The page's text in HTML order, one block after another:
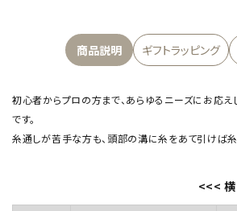
商品説明 ギフトラッピング
初心者からプロの方まで、あらゆるニーズにお応え
です。
糸通しが苦手な方も、頭部の溝に糸をあて引けば糸